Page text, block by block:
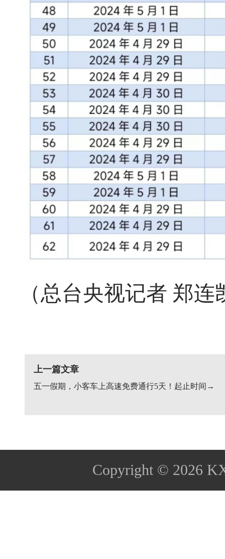
（总台央视记者 郑连
上一篇文章
五一假期，小客车上高速免费通行5天！起止时间→
Copyright © 2026